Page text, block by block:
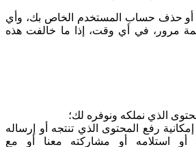
أو حذف حساب المستخدم الخاص بك، وأي
مرور، في أي وقت، إذا ما خالفت هذه
الذي نملكه ونوفره لك؛
رفع المحتوى الذي تنتجه أو إرساله
أو استلامه أو مشاركته معنا أو مع